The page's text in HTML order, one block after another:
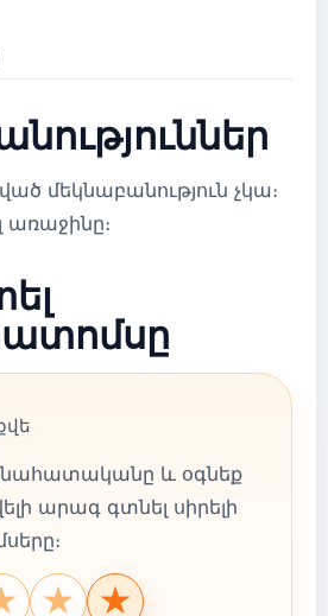
մեկնաբանություն չկա։
առաջինը։
և օգնեք
արագ գտնել սիրելի
★
★